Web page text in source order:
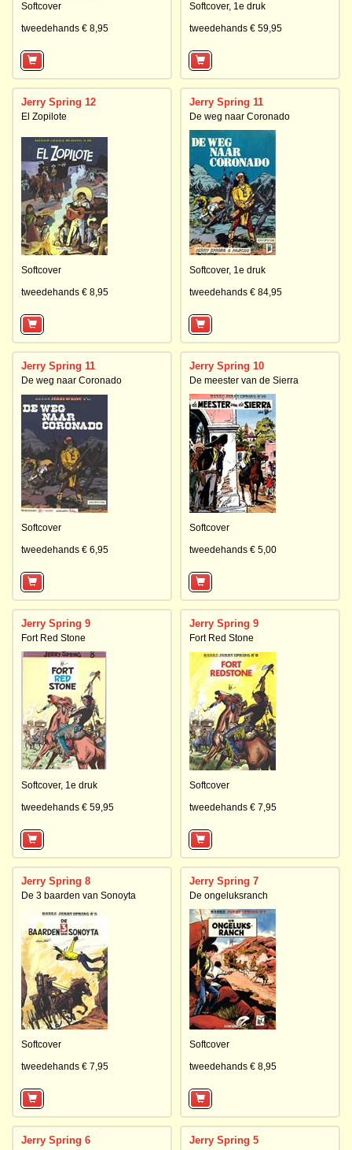
Softcover
tweedehands € 8,95
Softcover, 1e druk
tweedehands € 59,95
Jerry Spring 12
El Zopilote
Softcover
tweedehands € 8,95
Jerry Spring 11
De weg naar Coronado
Softcover, 1e druk
tweedehands € 84,95
Jerry Spring 11
De weg naar Coronado
Softcover
tweedehands € 6,95
Jerry Spring 10
De meester van de Sierra
Softcover
tweedehands € 5,00
Jerry Spring 9
Fort Red Stone
Softcover, 1e druk
tweedehands € 59,95
Jerry Spring 9
Fort Red Stone
Softcover
tweedehands € 7,95
Jerry Spring 8
De 3 baarden van Sonoyta
Softcover
tweedehands € 7,95
Jerry Spring 7
De ongeluksranch
Softcover
tweedehands € 8,95
Jerry Spring 6 Jerry Spring 5